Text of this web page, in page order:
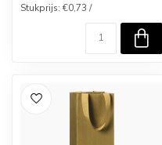
Stukprijs: €0,73 /